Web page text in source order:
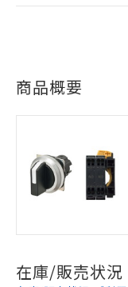
商品概要
在庫/販売状況